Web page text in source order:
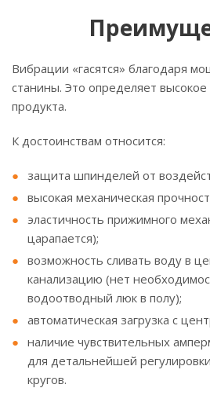
Вибрации «гасятся» благодаря
станины. Это определяет высокое
продукта.
К достоинствам относится:
защита шпинделей от
высокая механическая
эластичность прижимного
царапается);
возможность сливать воду в
канализацию (нет
водоотводный люк в полу);
автоматическая загрузка с
наличие чувствительных
для детальнейшей
кругов.